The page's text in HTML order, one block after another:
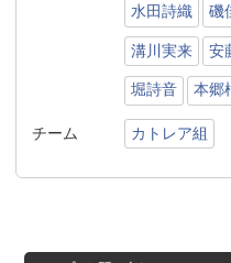
水田詩織 磯
溝川実来 安
堀詩音 本郷
チーム カトレア組